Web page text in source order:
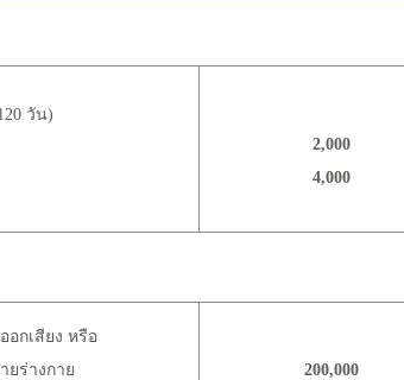
วัน)
2,000
4,000
อกเสียง หรือ
ยร่างกาย
200,000